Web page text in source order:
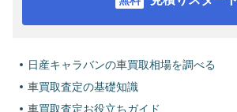
日産キャラバンの車買取相場を調べる
車買取査定の基礎知識
車買取査定お役立ちガイド